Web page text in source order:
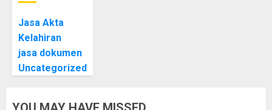
Jasa Akta
Kelahiran
jasa dokumen
Uncategorized